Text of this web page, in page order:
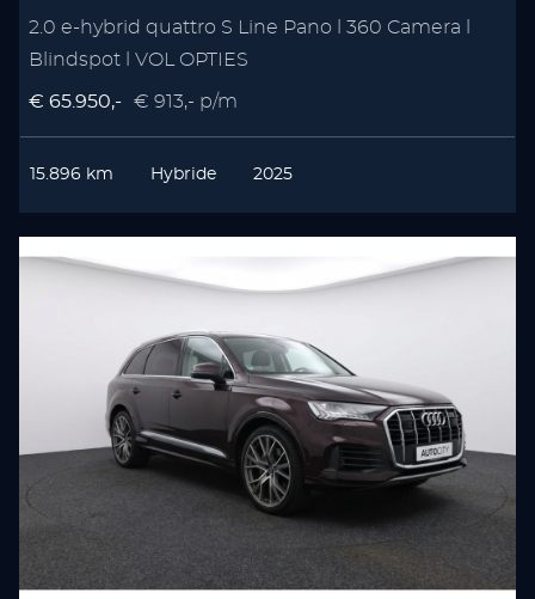
2.0 e-hybrid quattro S Line Pano l 360 Camera l
Blindspot l VOL OPTIES
€ 65.950,- € 913,- p/m
15.896 km Hybride 2025